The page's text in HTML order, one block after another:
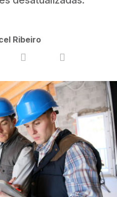
Ribeiro